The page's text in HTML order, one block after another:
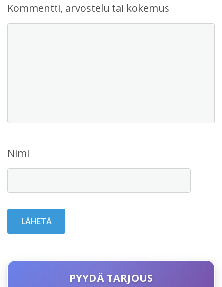
Kommentti, arvostelu tai kokemus
Nimi
PYYDÄ TARJOUS